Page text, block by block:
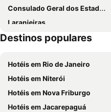
Pousada Cascata dos Amores
Varzea Palace Hotel
Pousada Greenland
Pousada Videira de Teresópolis
Do Prado
La Belle Provence
Consulado Geral dos Estados Unidos
Laranjeiras
Glória
Santa Teresa
Norte Shopping
Aldeia de Arcozelo
Parque Nacional da Serra dos Órgãos
Destinos populares
Hotéis em Rio de Janeiro
Hotéis em Niterói
Hotéis em Nova Friburgo
Hotéis em Jacarepaguá